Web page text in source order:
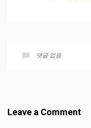
댓글 없음
Leave a Comment